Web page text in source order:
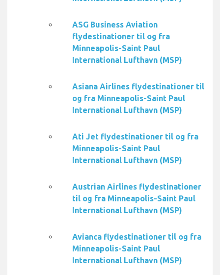
ASG Business Aviation
flydestinationer til og fra
Minneapolis-Saint Paul
International Lufthavn (MSP)
Asiana Airlines flydestinationer til
og fra Minneapolis-Saint Paul
International Lufthavn (MSP)
Ati Jet flydestinationer til og fra
Minneapolis-Saint Paul
International Lufthavn (MSP)
Austrian Airlines flydestinationer
til og fra Minneapolis-Saint Paul
International Lufthavn (MSP)
Avianca flydestinationer til og fra
Minneapolis-Saint Paul
International Lufthavn (MSP)